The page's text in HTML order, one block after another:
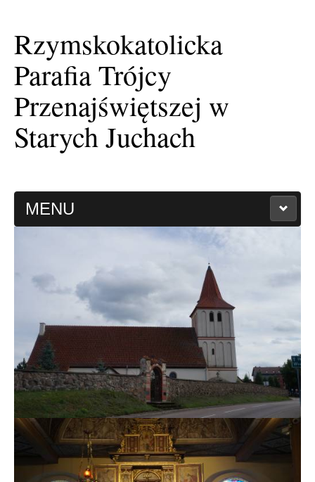
Rzymskokatolicka
Parafia Trójcy
Przenajświętszej w
Starych Juchach
MENU
KAPLICA FILIALNA
MSZE I NABOŻEŃSTWA
KONTAKT
KANCELARIA PARAFIALNA